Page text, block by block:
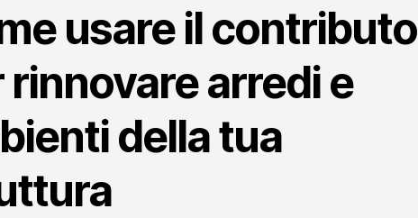
usare il contributo
rinnovare arredi e
della tua